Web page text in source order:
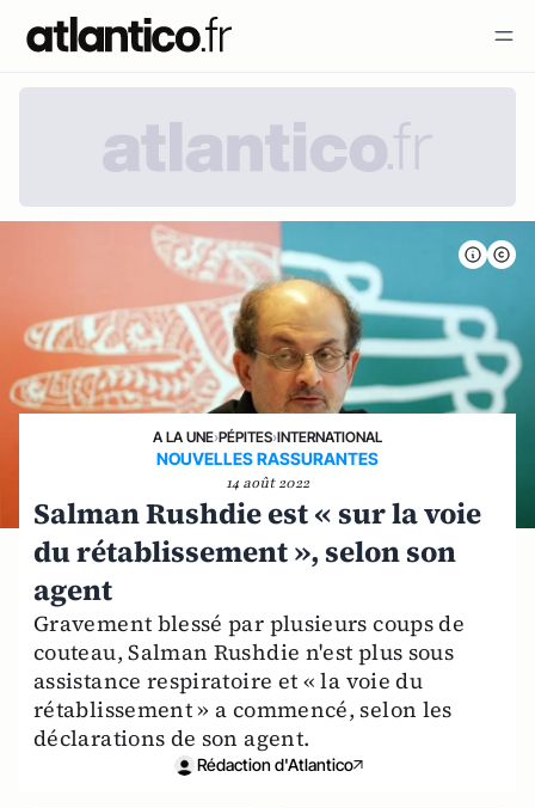
A LA UNE›PÉPITES›INTERNATIONAL
NOUVELLES RASSURANTES
14 août 2022
Salman Rushdie est « sur la voie
du rétablissement », selon son
agent
Gravement blessé par plusieurs coups de
couteau, Salman Rushdie n'est plus sous
assistance respiratoire et « la voie du
rétablissement » a commencé, selon les
déclarations de son agent.
Rédaction d'Atlantico